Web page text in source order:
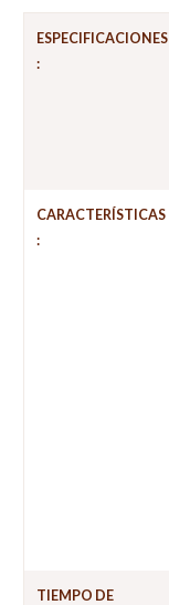
ESPECIFICACIONES
:
CARACTERÍSTICAS
:
TIEMPO DE